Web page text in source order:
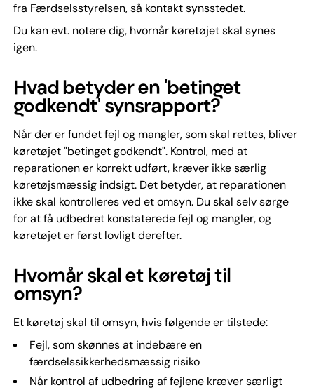
fra Færdselsstyrelsen, så kontakt synsstedet.
Du kan evt. notere dig, hvornår køretøjet skal synes
igen.
Hvad betyder en 'betinget
godkendt' synsrapport?
Når der er fundet fejl og mangler, som skal rettes, bliver
køretøjet "betinget godkendt". Kontrol, med at
reparationen er korrekt udført, kræver ikke særlig
køretøjsmæssig indsigt. Det betyder, at reparationen
ikke skal kontrolleres ved et omsyn. Du skal selv sørge
for at få udbedret konstaterede fejl og mangler, og
køretøjet er først lovligt derefter.
Hvornår skal et køretøj til
omsyn?
Et køretøj skal til omsyn, hvis følgende er tilstede:
Fejl, som skønnes at indebære en
færdselssikkerhedsmæssig risiko
Når kontrol af udbedring af fejlene kræver særligt